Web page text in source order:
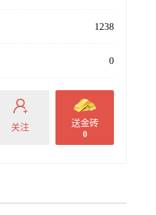
1238
0
关注 送金砖
0